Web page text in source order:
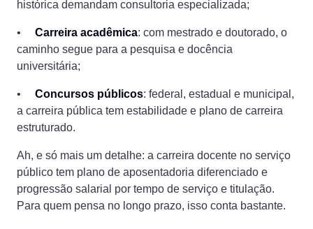
histórica demandam consultoria especializada;
• Carreira acadêmica: com mestrado e doutorado, o
caminho segue para a pesquisa e docência
universitária;
• Concursos públicos: federal, estadual e municipal,
a carreira pública tem estabilidade e plano de carreira
estruturado.
Ah, e só mais um detalhe: a carreira docente no serviço
público tem plano de aposentadoria diferenciado e
progressão salarial por tempo de serviço e titulação.
Para quem pensa no longo prazo, isso conta bastante.